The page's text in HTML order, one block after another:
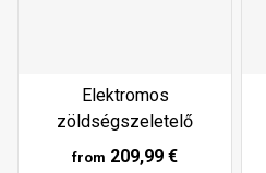
Elektromos
zöldségszeletelő
from 209,99 €